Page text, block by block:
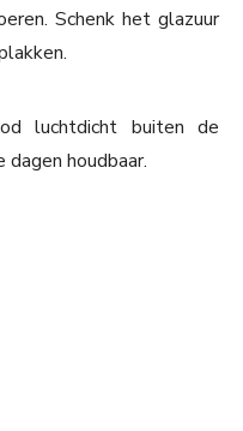
Schenk het glazuur
luchtdicht buiten de
houdbaar.